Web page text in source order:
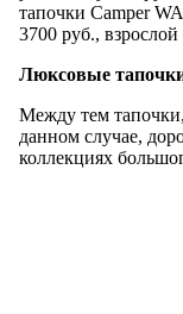
тапочки Camper
3700 руб.,
Люксовые
Между тем
данном случае,
коллекциях